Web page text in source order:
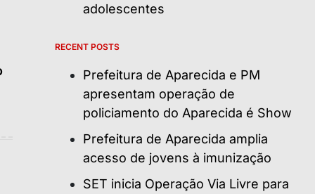
adolescentes
RECENT POSTS
Prefeitura de Aparecida e PM
apresentam operação de
policiamento do Aparecida é Show
Prefeitura de Aparecida amplia
acesso de jovens à imunização
SET inicia Operação Via Livre para